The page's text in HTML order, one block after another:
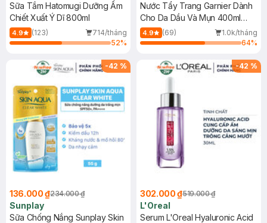
Sữa Tắm Hatomugi Dưỡng Ẩm
Chiết Xuất Ý Dĩ 800ml
4.9 (123)
714/tháng
52%
Nước Tẩy Trang Garnier Dành
Cho Da Dầu Và Mụn 400ml
(Mới)
4.9 (69)
1.0k/tháng
64%
-42 %
136.000 ₫234.000 ₫
Sunplay
Sữa Chống Nắng Sunplay Skin
-42 %
302.000 ₫519.000 ₫
L'Oreal
Serum L'Oreal Hyaluronic Acid